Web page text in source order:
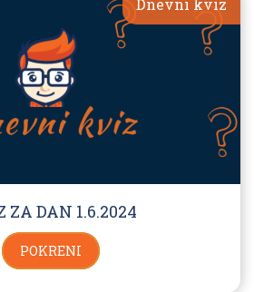
Dnevni kviz
ZA DAN 1.6.2024
POKRENI